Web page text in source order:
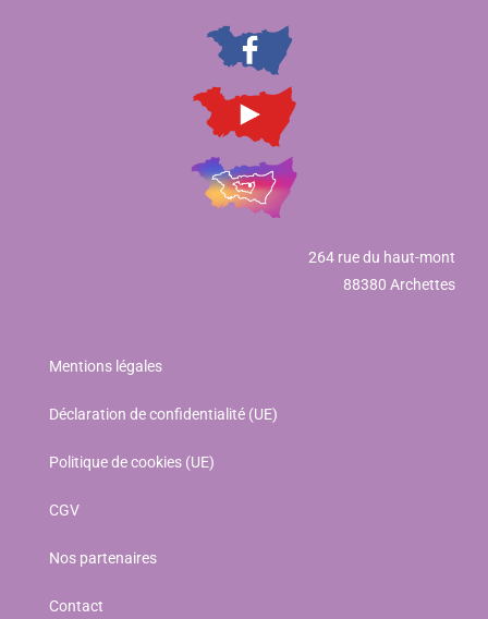
264 rue du haut-mont
88380 Archettes
Mentions légales
Déclaration de confidentialité (UE)
Politique de cookies (UE)
CGV
Nos partenaires
Contact